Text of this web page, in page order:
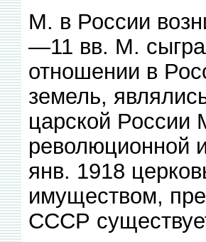
М. в России
—11 вв. М.
отношении в
земель,
царской России
революционной
янв. 1918
имуществом,
СССР